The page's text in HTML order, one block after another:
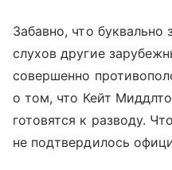
Забавно, что буквально
слухов другие
совершенно
о том, что Кейт
готовятся к разводу.
не подтвердилось